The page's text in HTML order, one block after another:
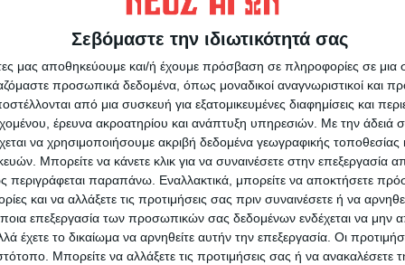
Σεβόμαστε την ιδιωτικότητά σας
μας αποθηκεύουμε και/ή έχουμε πρόσβαση σε πληροφορίες σε
προσωπικά δεδομένα, όπως μοναδικοί αναγνωριστικοί και
από μια συσκευή για εξατομικευμένες διαφημίσεις και
έρευνα ακροατηρίου και ανάπτυξη υπηρεσιών. Με την άδειά
να χρησιμοποιήσουμε ακριβή δεδομένα γεωγραφικής τοποθεσίας
Μπορείτε να κάνετε κλικ για να συναινέσετε στην επεξεργασία
περιγράφεται παραπάνω. Εναλλακτικά, μπορείτε να αποκτήσετε
και να αλλάξετε τις προτιμήσεις σας πριν συναινέσετε ή να
επεξεργασία των προσωπικών σας δεδομένων ενδέχεται να μην
έχετε το δικαίωμα να αρνηθείτε αυτήν την επεξεργασία. Οι
Μπορείτε να αλλάξετε τις προτιμήσεις σας ή να ανακαλέσετε
17 Φεβρουαρίου 2022 από 10:00 π.μ.
θα είναι το Μουσών Μέλαθρο στον
τηνΠέμπτη 17 Φεβρουαρίου 2022και
από10:00 π.μ.έως14:00 μ.μ.
τουςεπίσημο έγγραφο πιστοποίησης ΑΜΚΑ
τους ημεδαπούςή το Διαβατήριογια τους
να πραγματοποιηθεί για σοβαρούς λόγους
του, τα προϊόντα θα μπορεί να
εξουσιοδότηση(δεν απαιτείται γνήσιο